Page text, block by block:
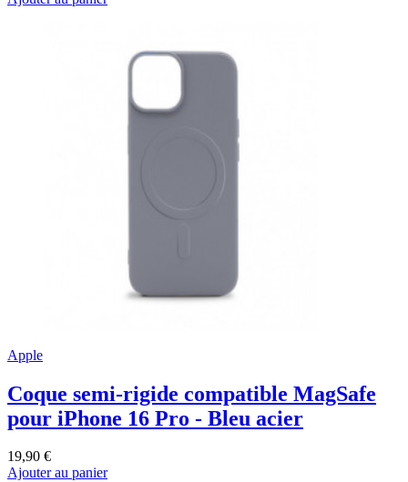
Apple
Coque semi-rigide compatible MagSafe
pour iPhone 16 Pro - Bleu acier
19,90 €
Ajouter au panier